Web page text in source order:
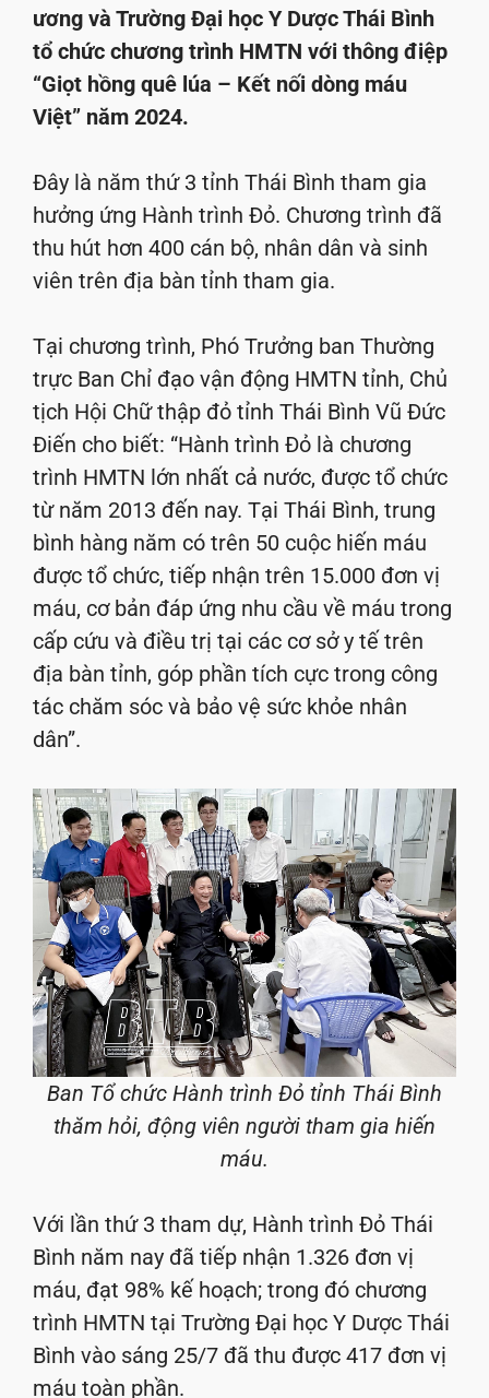
ương và Trường Đại học Y Dược Thái Bình
tổ chức chương trình HMTN với thông điệp
“Giọt hồng quê lúa – Kết nối dòng máu
Việt” năm 2024.
Đây là năm thứ 3 tỉnh Thái Bình tham gia
hưởng ứng Hành trình Đỏ. Chương trình đã
thu hút hơn 400 cán bộ, nhân dân và sinh
viên trên địa bàn tỉnh tham gia.
Tại chương trình, Phó Trưởng ban Thường
trực Ban Chỉ đạo vận động HMTN tỉnh, Chủ
tịch Hội Chữ thập đỏ tỉnh Thái Bình Vũ Đức
Điến cho biết: “Hành trình Đỏ là chương
trình HMTN lớn nhất cả nước, được tổ chức
từ năm 2013 đến nay. Tại Thái Bình, trung
bình hàng năm có trên 50 cuộc hiến máu
được tổ chức, tiếp nhận trên 15.000 đơn vị
máu, cơ bản đáp ứng nhu cầu về máu trong
cấp cứu và điều trị tại các cơ sở y tế trên
địa bàn tỉnh, góp phần tích cực trong công
tác chăm sóc và bảo vệ sức khỏe nhân
dân”.
Ban Tổ chức Hành trình Đỏ tỉnh Thái Bình
thăm hỏi, động viên người tham gia hiến
máu.
Với lần thứ 3 tham dự, Hành trình Đỏ Thái
Bình năm nay đã tiếp nhận 1.326 đơn vị
máu, đạt 98% kế hoạch; trong đó chương
trình HMTN tại Trường Đại học Y Dược Thái
Bình vào sáng 25/7 đã thu được 417 đơn vị
máu toàn phần.